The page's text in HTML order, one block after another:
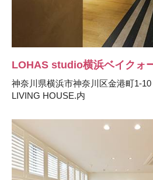
LOHAS studio横浜ベイクォ
神奈川県横浜市神奈川区金港町1-
LIVING HOUSE.内